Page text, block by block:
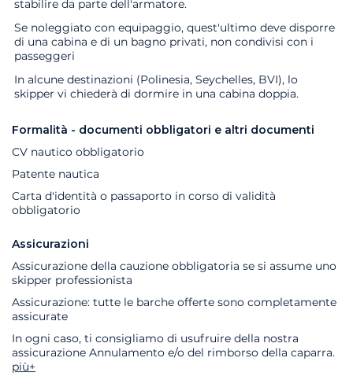
stabilire da parte dell'armatore.
Se noleggiato con equipaggio, quest'ultimo deve disporre
di una cabina e di un bagno privati, non condivisi con i
passeggeri
In alcune destinazioni (Polinesia, Seychelles, BVI), lo
skipper vi chiederà di dormire in una cabina doppia.
Formalità - documenti obbligatori e altri documenti
CV nautico obbligatorio
Patente nautica
Carta d'identità o passaporto in corso di validità
obbligatorio
Assicurazioni
Assicurazione della cauzione obbligatoria se si assume uno
skipper professionista
Assicurazione: tutte le barche offerte sono completamente
assicurate
In ogni caso, ti consigliamo di usufruire della nostra
assicurazione Annulamento e/o del rimborso della caparra.
più+